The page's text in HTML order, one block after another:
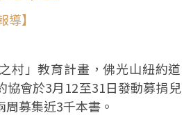
導】
村」教育計畫，佛光山紐約道
協會於3月12至31日發動募捐兒
募集近3千本書。